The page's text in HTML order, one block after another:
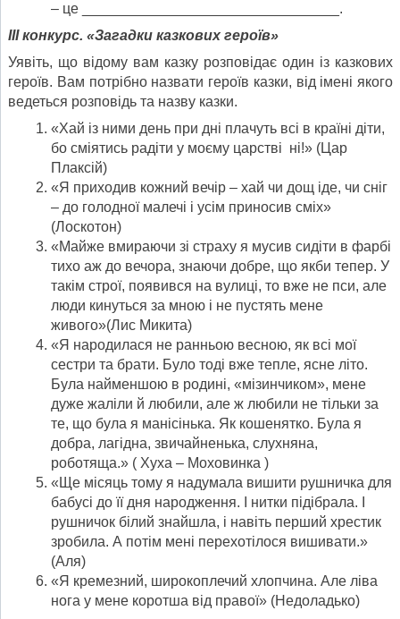
– це ________________________________.
ІІІ конкурс. «Загадки казкових героїв»
Уявіть, що відому вам казку розповідає один із казкових
героїв. Вам потрібно назвати героїв казки, від імені якого
ведеться розповідь та назву казки.
«Хай із ними день при дні плачуть всі в країні діти,
бо сміятись радіти у моєму царстві ні!» (Цар
Плаксій)
«Я приходив кожний вечір – хай чи дощ іде, чи сніг
– до голодної малечі і усім приносив сміх»
(Лоскотон)
«Майже вмираючи зі страху я мусив сидіти в фарбі
тихо аж до вечора, знаючи добре, що якби тепер. У
такім строї, появився на вулиці, то вже не пси, але
люди кинуться за мною і не пустять мене
живого»(Лис Микита)
«Я народилася не ранньою весною, як всі мої
сестри та брати. Було тоді вже тепле, ясне літо.
Була найменшою в родині, «мізинчиком», мене
дуже жаліли й любили, але ж любили не тільки за
те, що була я манісінька. Як кошенятко. Була я
добра, лагідна, звичайненька, слухняна,
роботяща.» ( Хуха – Моховинка )
«Ще місяць тому я надумала вишити рушничка для
бабусі до її дня народження. І нитки підібрала. І
рушничок білий знайшла, і навіть перший хрестик
зробила. А потім мені перехотілося вишивати.»
(Аля)
«Я кремезний, широкоплечий хлопчина. Але ліва
нога у мене коротша від правої» (Недоладько)